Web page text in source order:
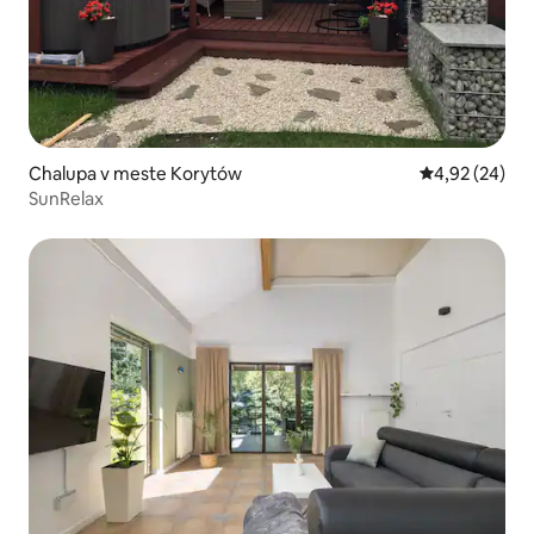
Chalupa v meste Korytów Priemerné
4,92 (24)
SunRelax